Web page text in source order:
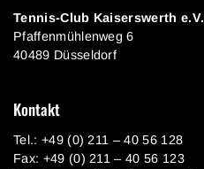
Tennis-Club Kaiserswerth e.V.
Pfaffenmühlenweg 6
40489 Düsseldorf
Kontakt
Tel.: +49 (0) 211 – 40 56 128
Fax: +49 (0) 211 – 40 56 123